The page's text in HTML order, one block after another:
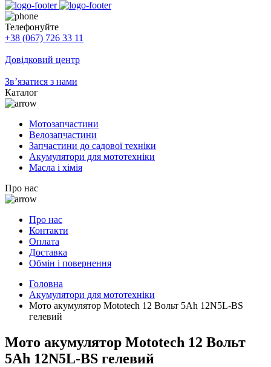
Телефонуйте
+38 (067) 726 33 11
Довідковий центр
Зв’язатися з нами
Каталог
Мотозапчастини
Велозапчастини
Запчастини до садової техніки
Акумулятори для мототехніки
Масла і хімія
Про нас
Про нас
Контакти
Оплата
Доставка
Обмін і повернення
Головна
Акумулятори для мототехніки
Мото акумулятор Mototech 12 Вольт 5Ah 12N5L-BS
гелевий
Мото акумулятор Mototech 12 Вольт
5Ah 12N5L-BS гелевий